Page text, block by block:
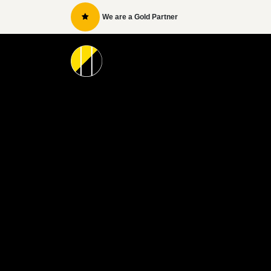
Skip to Content
We are a Gold Partner